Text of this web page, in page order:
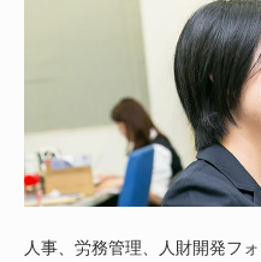
人事、労務管理、人財開発フ